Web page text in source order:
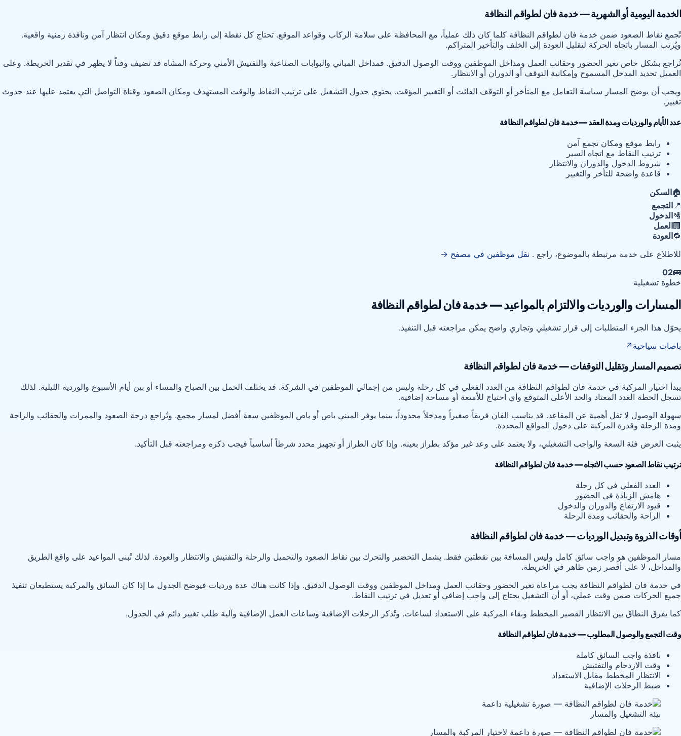
الخدمة اليومية أو الشهرية — خدمة فان لطواقم النظافة
تُجمع نقاط الصعود ضمن خدمة فان لطواقم النظافة كلما كان ذلك عملياً، مع المحافظة على سلامة الركاب وقواعد الموقع. تحتاج كل نقطة إلى رابط موقع دقيق ومكان انتظار آمن ونافذة زمنية واقعية.
ويُرتب المسار باتجاه الحركة لتقليل العودة إلى الخلف والتأخير المتراكم.
تُراجع بشكل خاص تغير الحضور وحقائب العمل ومداخل الموظفين ووقت الوصول الدقيق. فمداخل المباني والبوابات الصناعية والتفتيش الأمني وحركة المشاة قد تضيف وقتاً لا يظهر في تقدير الخريطة. وعلى
العميل تحديد المدخل المسموح وإمكانية التوقف أو الدوران أو الانتظار.
ويجب أن يوضح المسار سياسة التعامل مع المتأخر أو التوقف الفائت أو التغيير المؤقت. يحتوي جدول التشغيل على ترتيب النقاط والوقت المستهدف ومكان الصعود وقناة التواصل التي يعتمد عليها عند حدوث
تغيير.
عدد الأيام والورديات ومدة العقد — خدمة فان لطواقم النظافة
رابط موقع ومكان تجمع آمن
ترتيب النقاط مع اتجاه السير
شروط الدخول والدوران والانتظار
قاعدة واضحة للتأخر والتغيير
🏠 السكن
📍 التجمع
🛂الدخول
🏢 العمل
🔁العودة
للاطلاع على خدمة مرتبطة بالموضوع، راجع . نقل موظفين في مصفح →
🚌
02
خطوة تشغيلية
المسارات والورديات والالتزام بالمواعيد — خدمة فان لطواقم النظافة
يحوّل هذا الجزء المتطلبات إلى قرار تشغيلي وتجاري واضح يمكن مراجعته قبل التنفيذ.
باصات سياحية ↗
تصميم المسار وتقليل التوقفات — خدمة فان لطواقم النظافة
يبدأ اختيار المركبة في خدمة فان لطواقم النظافة من العدد الفعلي في كل رحلة وليس من إجمالي الموظفين في الشركة. قد يختلف الحمل بين الصباح والمساء أو بين أيام الأسبوع والوردية الليلية. لذلك
تسجل الخطة العدد المعتاد والحد الأعلى المتوقع وأي احتياج للأمتعة أو مساحة إضافية.
سهولة الوصول لا تقل أهمية عن المقاعد. قد يناسب الفان فريقاً صغيراً ومدخلاً محدوداً، بينما يوفر الميني باص أو باص الموظفين سعة أفضل لمسار مجمع. وتُراجع درجة الصعود والممرات والحقائب والراحة
ومدة الرحلة وقدرة المركبة على دخول المواقع المحددة.
يثبت العرض فئة السعة والواجب التشغيلي، ولا يعتمد على وعد غير مؤكد بطراز بعينه. وإذا كان الطراز أو تجهيز محدد شرطاً أساسياً فيجب ذكره ومراجعته قبل التأكيد.
ترتيب نقاط الصعود حسب الاتجاه — خدمة فان لطواقم النظافة
العدد الفعلي في كل رحلة
هامش الزيادة في الحضور
قيود الارتفاع والدوران والدخول
الراحة والحقائب ومدة الرحلة
أوقات الذروة وتبديل الورديات — خدمة فان لطواقم النظافة
مسار الموظفين هو واجب سائق كامل وليس المسافة بين نقطتين فقط. يشمل التحضير والتحرك بين نقاط الصعود والتحميل والرحلة والتفتيش والانتظار والعودة. لذلك تُبنى المواعيد على واقع الطريق
والمداخل، لا على أقصر زمن ظاهر في الخريطة.
في خدمة فان لطواقم النظافة يجب مراعاة تغير الحضور وحقائب العمل ومداخل الموظفين ووقت الوصول الدقيق. وإذا كانت هناك عدة ورديات فيوضح الجدول ما إذا كان السائق والمركبة يستطيعان تنفيذ
جميع الحركات ضمن وقت عملي، أو أن التشغيل يحتاج إلى واجب إضافي أو تعديل في ترتيب النقاط.
كما يفرق النطاق بين الانتظار القصير المخطط وبقاء المركبة على الاستعداد لساعات. وتُذكر الرحلات الإضافية وساعات العمل الإضافية وآلية طلب تغيير دائم في الجدول.
وقت التجمع والوصول المطلوب — خدمة فان لطواقم النظافة
نافذة واجب السائق كاملة
وقت الازدحام والتفتيش
الانتظار المخطط مقابل الاستعداد
ضبط الرحلات الإضافية
بيئة التشغيل والمسار